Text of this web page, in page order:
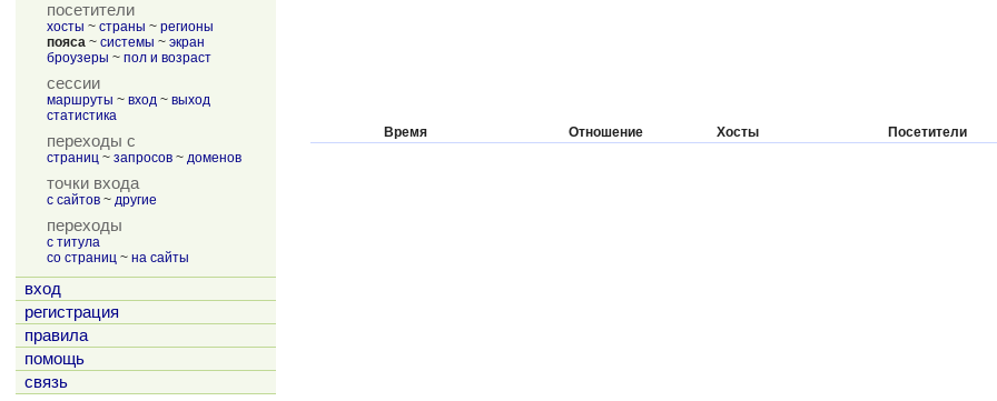
посетители
хосты ~ страны ~ регионы
пояса ~ системы ~ экран
броузеры ~ пол и возраст
сессии
маршруты ~ вход ~ выход
статистика
переходы с
страниц ~ запросов ~ доменов
точки входа
с сайтов ~ другие
переходы
с титула
со страниц ~ на сайты
вход
регистрация
правила
помощь
связь
Время Отношение Хосты Посетители